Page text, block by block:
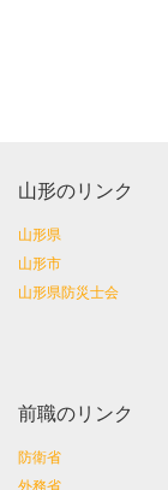
山形のリンク
山形県
山形市
山形県防災士会
前職のリンク
防衛省
外務省